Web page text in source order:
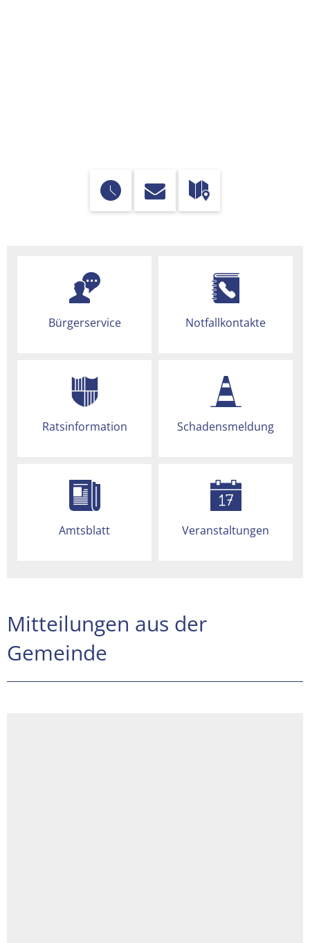
Bürgerservice Notfallkontakte
Ratsinformation Schadensmeldung
Amtsblatt Veranstaltungen
Mitteilungen aus der
Gemeinde